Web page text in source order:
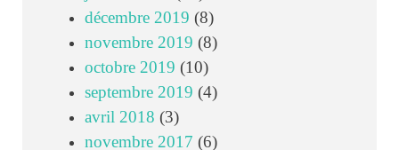
décembre 2019 (8)
novembre 2019 (8)
octobre 2019 (10)
septembre 2019 (4)
avril 2018 (3)
novembre 2017 (6)